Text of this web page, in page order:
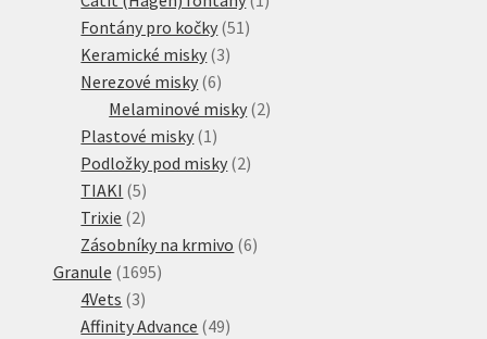
Fontány pro kočky 51 51
Keramické misky 33
Nerezové misky 66
produktů
Melaminové misky 22
Plastové misky 1 1
produkt
Podložky pod misky 22
TIAKI 55
produktů
Trixie 22
produkty
Zásobníky na krmivo 66
Granule 16951695
4Vets 33
produkty
Affinity Advance 4949